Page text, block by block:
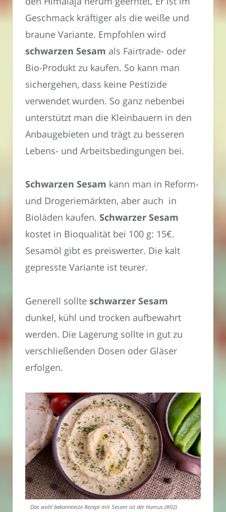
Geschmack kräftiger als die weiße und
braune Variante. Empfohlen wird
schwarzen Sesam als Fairtrade- oder
Bio-Produkt zu kaufen. So kann man
sichergehen, dass keine Pestizide
verwendet wurden. So ganz nebenbei
unterstützt man die Kleinbauern in den
Anbaugebieten und trägt zu besseren
Lebens- und Arbeitsbedingungen bei.
Schwarzen Sesam kann man in Reform-
und Drogeriemärkten, aber auch in
Bioläden kaufen. Schwarzer Sesam
kostet in Bioqualität bei 100 g: 15€.
Sesamöl gibt es preiswerter. Die kalt
gepresste Variante ist teurer.
Generell sollte schwarzer Sesam
dunkel, kühl und trocken aufbewahrt
werden. Die Lagerung sollte in gut zu
verschließenden Dosen oder Gläser
erfolgen.
Das wohl bekannteste Rezept mit Sesam ist der Humus.(#02)